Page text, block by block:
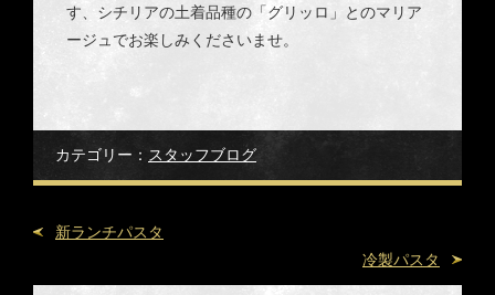
す、シチリアの土着品種の「グリッロ」とのマリア
ージュでお楽しみくださいませ。
カテゴリー： スタッフブログ
新ランチパスタ
冷製パスタ